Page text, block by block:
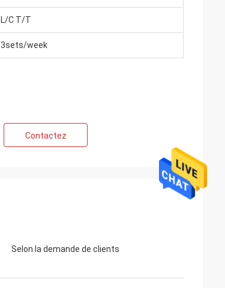
L/C T/T
3sets/week
Contactez
Selon la demande de clients